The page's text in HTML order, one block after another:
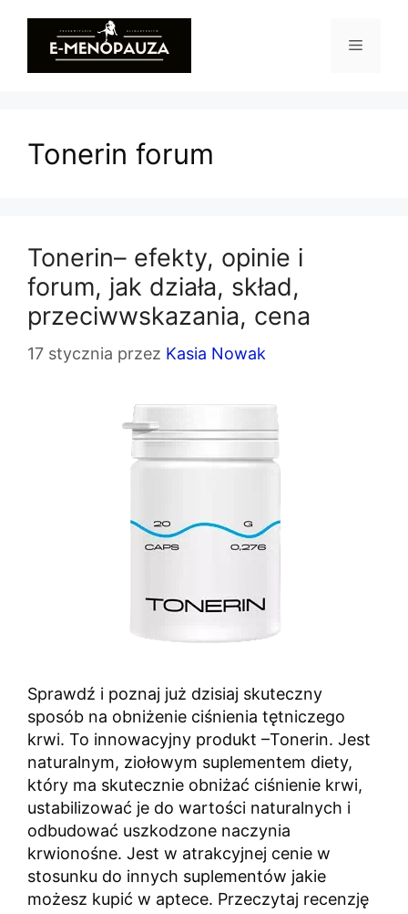
Menu
Tonerin forum
Tonerin– efekty, opinie i
forum, jak działa, skład,
przeciwwskazania, cena
17 stycznia przez Kasia Nowak
Sprawdź i poznaj już dzisiaj skuteczny
sposób na obniżenie ciśnienia tętniczego
krwi. To innowacyjny produkt –Tonerin. Jest
naturalnym, ziołowym suplementem diety,
który ma skutecznie obniżać ciśnienie krwi,
ustabilizować je do wartości naturalnych i
odbudować uszkodzone naczynia
krwionośne. Jest w atrakcyjnej cenie w
stosunku do innych suplementów jakie
możesz kupić w aptece. Przeczytaj recenzję